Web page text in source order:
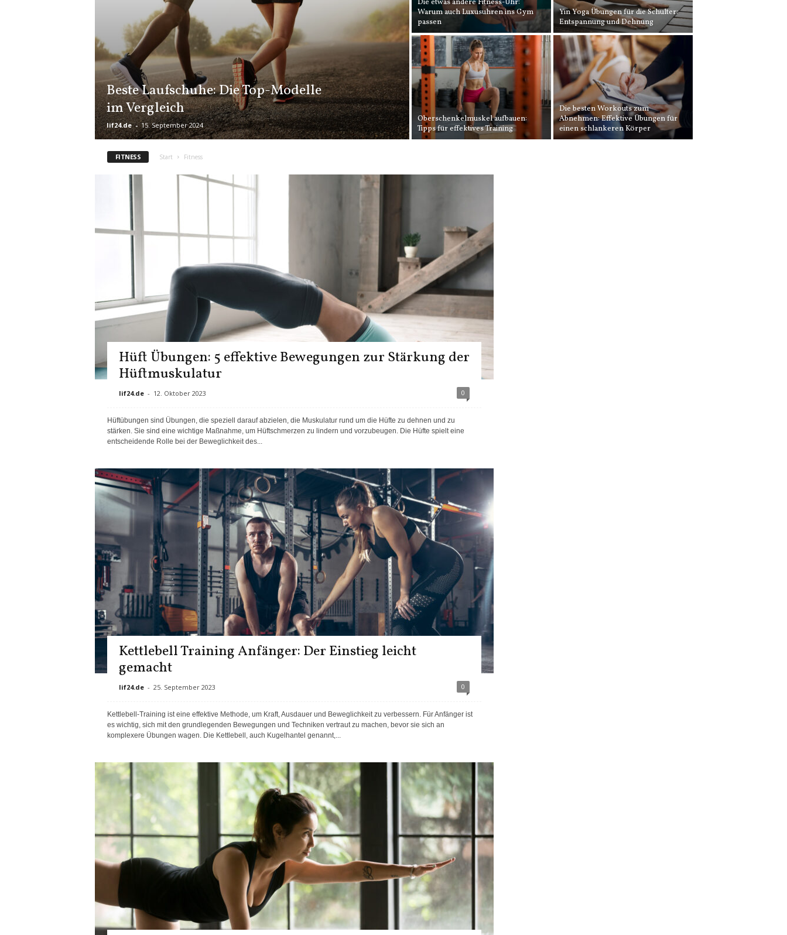
Beste Laufschuhe: Die Top-Modelle
im Vergleich
lif24.de - 15. September 2024
Die etwas andere Fitness-Uhr:
Warum auch Luxusuhren ins Gym
passen
Yin Yoga Übungen für die Schulter:
Entspannung und Dehnung
Oberschenkelmuskel aufbauen:
Tipps für effektives Training
Die besten Workouts zum
Abnehmen: Effektive Übungen für
einen schlankeren Körper
FITNESS Start Fitness
Hüft Übungen: 5 effektive Bewegungen zur Stärkung der
Hüftmuskulatur
lif24.de - 12. Oktober 2023 0
Hüftübungen sind Übungen, die speziell darauf abzielen, die Muskulatur rund um die Hüfte zu dehnen und zu
stärken. Sie sind eine wichtige Maßnahme, um Hüftschmerzen zu lindern und vorzubeugen. Die Hüfte spielt eine
entscheidende Rolle bei der Beweglichkeit des...
Kettlebell Training Anfänger: Der Einstieg leicht
gemacht
lif24.de - 25. September 2023 0
Kettlebell-Training ist eine effektive Methode, um Kraft, Ausdauer und Beweglichkeit zu verbessern. Für Anfänger ist
es wichtig, sich mit den grundlegenden Bewegungen und Techniken vertraut zu machen, bevor sie sich an
komplexere Übungen wagen. Die Kettlebell, auch Kugelhantel genannt,...